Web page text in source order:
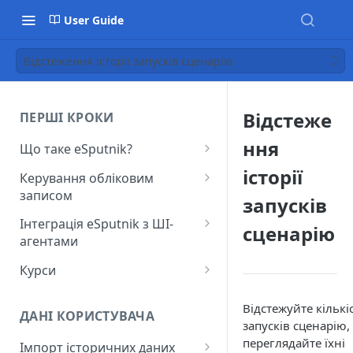
User Guide
Відстеження історії запусків сценарію
ПЕРШІ КРОКИ
Що таке eSputnik?
Початок роботи з eSputnik
Огляд основних розділів
eSputnik
Розумні кампанії з eSputnik:
практичний гід по ШІ
старт
Поширені питання:
Керування обліковим
записом
Створення акаунту
Підключення МФА
Керування користувачами
Інтеграція eSputnik з ШІ-
агентами
Налаштування плагіна Yespo
для Claude Code та Claude
Налаштування плагіна Yespo
для OpenAI Codex
Курси
ДАНІ КОРИСТУВАЧА
Імпорт історичних даних
Відстеже
ння
історії
запусків
сценарію
Відстежуйте
запусків сценарію,
переглядайте їхні